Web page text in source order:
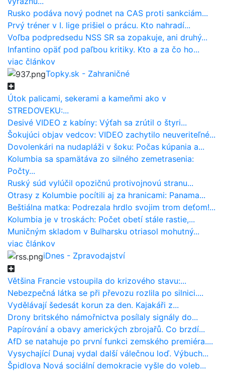
Rusko podáva nový podnet na CAS proti sankciám...
Prvý tréner v I. lige prišiel o prácu. Kto nahradí...
Voľba podpredsedu NSS SR sa zopakuje, ani druhý...
Infantino opäť pod paľbou kritiky. Kto a za čo ho...
viac článkov
Topky.sk - Zahraničné
Útok palicami, sekerami a kameňmi ako v
STREDOVEKU:...
Desivé VIDEO z kabíny: Výťah sa zrútil o štyri...
Šokujúci objav vedcov: VIDEO zachytilo neuveriteľné...
Dovolenkári na nudapláži v šoku: Počas kúpania a...
Kolumbia sa spamätáva zo silného zemetrasenia:
Počty...
Ruský súd vylúčil opozičnú protivojnovú stranu...
Otrasy z Kolumbie pocítili aj za hranicami: Panama...
Beštiálna matka: Podrezala hrdlo svojim trom deťom!...
Kolumbia je v troskách: Počet obetí stále rastie,...
Muničným skladom v Bulharsku otriasol mohutný...
viac článkov
iDnes - Zpravodajství
Většina Francie vstoupila do krizového stavu:...
Nebezpečná látka se při převozu rozlila po silnici....
Vydělávají šedesát korun za den. Kajakáři z...
Drony britského námořnictva posílaly signály do...
Papírování a obavy amerických zbrojařů. Co brzdí...
AfD se natahuje po první funkci zemského premiéra....
Vysychající Dunaj vydal další válečnou loď. Výbuch...
Špidlova Nová sociální demokracie vyšle do voleb...